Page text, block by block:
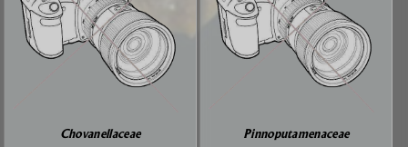
Chovanellaceae Pinnoputamenaceae